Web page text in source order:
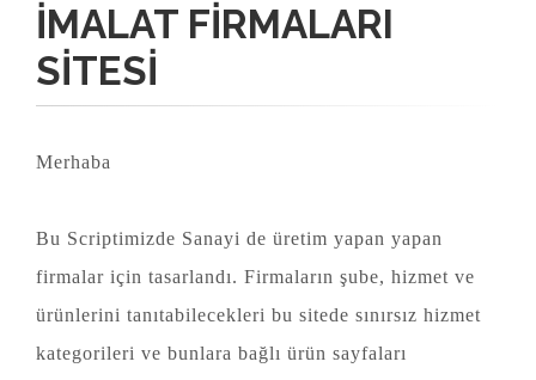
İMALAT FIRMALARI
SITESI
Merhaba
Bu Scriptimizde Sanayi de üretim yapan yapan
firmalar için tasarlandı. Firmaların şube, hizmet ve
ürünlerini tanıtabilecekleri bu sitede sınırsız hizmet
kategorileri ve bunlara bağlı ürün sayfaları